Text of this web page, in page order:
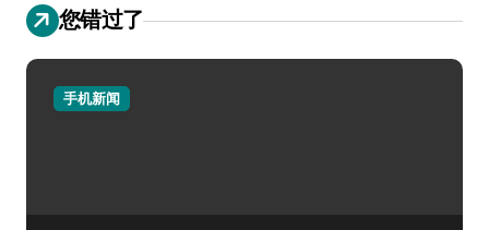
您错过了
手机新闻